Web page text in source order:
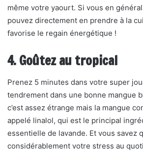
même votre yaourt. Si vous en
pouvez directement en prendre à la
favorise le regain énergétique !
4. Goûtez au tropical
Prenez 5 minutes dans votre super
tendrement dans une bonne mangue
c’est assez étrange mais la mangue
appelé linalol, qui est le principal
essentielle de lavande. Et vous savez
considérablement votre stress au